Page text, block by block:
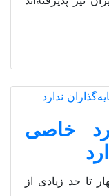
خاصی
تا حد زیادی از